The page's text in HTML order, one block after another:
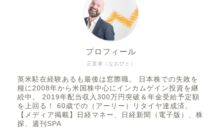
正直者（なおびと）
プロフィール
英米駐在経験あるも最後は窓際職。 日本株での失敗を
糧に2008年から米国株中心にインカムゲイン投資を継
続中。 2019年配当収入300万円突破＆年金受給予定額
を上回る！ 60歳での（アーリー）リタイヤ達成済。
【メディア掲載】日経マネー、日経新聞（電子版）、株
探、週刊SPA